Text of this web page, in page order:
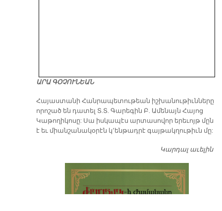
ԱՐԱ ԳՕՉՈՒՆԵԱՆ
​Հայաստանի Հանրապետութեան իշխանութիւնները
որոշած են դատել Տ.Տ. Գարեգին Բ. Ամենայն Հայոց
Կաթողիկոսը: Սա իսկապէս արտասովոր երեւոյթ մըն
է եւ միանշանակօրէն կ՚ենթադրէ գայթակղութիւն մը:
Կարդալ աւելին